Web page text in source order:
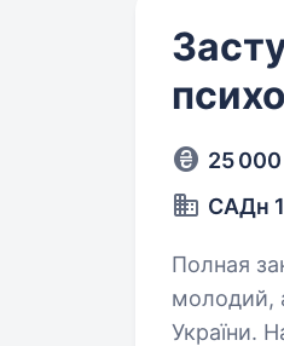
25 000
САДн
Полная
молодий,
України.